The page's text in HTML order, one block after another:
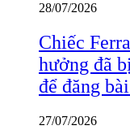
28/07/2026
Chiếc
hưởng đã
để đăng
27/07/2026